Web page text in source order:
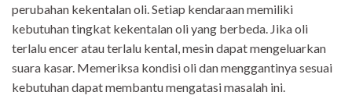
perubahan kekentalan oli. Setiap kendaraan memiliki
kebutuhan tingkat kekentalan oli yang berbeda. Jika oli
terlalu encer atau terlalu kental, mesin dapat mengeluarkan
suara kasar. Memeriksa kondisi oli dan menggantinya sesuai
kebutuhan dapat membantu mengatasi masalah ini.